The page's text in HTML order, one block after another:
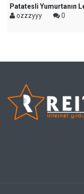
Patatesli Yumurtanın
ozzzyyy
0